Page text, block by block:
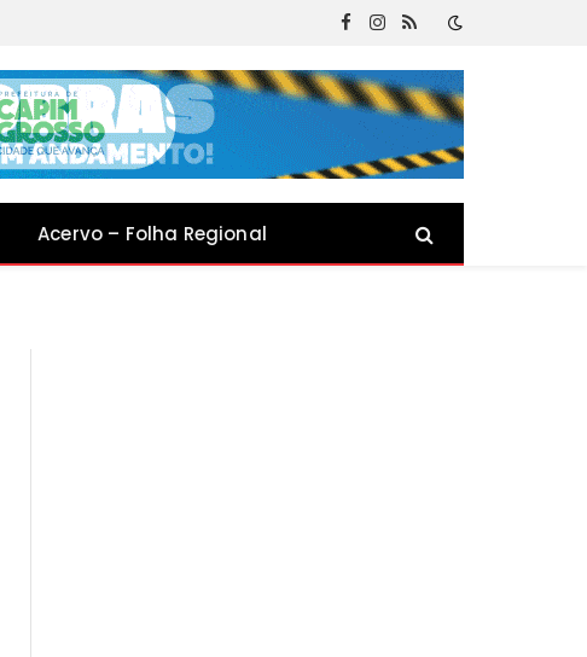
Facebook
Instagram
RSS
Acervo – Folha Regional